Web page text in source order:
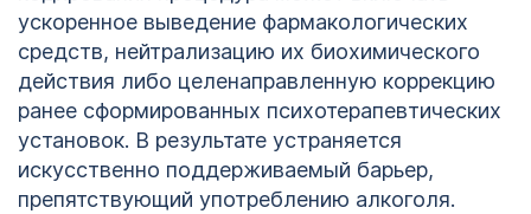
ускоренное выведение фармакологических
средств, нейтрализацию их биохимического
действия либо целенаправленную коррекцию
ранее сформированных психотерапевтических
установок. В результате устраняется
искусственно поддерживаемый барьер,
препятствующий употреблению алкоголя.